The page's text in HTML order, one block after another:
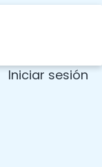
Iniciar sesión